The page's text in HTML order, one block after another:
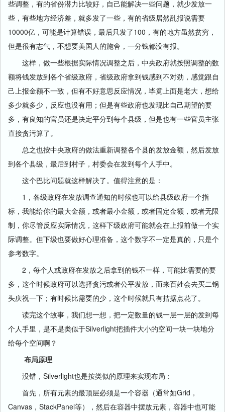
些调整，有的省份潜力比较好，自己能解决一些问题，就少发放一
些，有些地方经济差，就多发了一些，有的省级居然乱报说需要
10000亿，可能是计算错误，最后只发了100，有的地方虽然贫穷，
但是很有志气，不想要美国人的施舍，一分钱都没有报。
这样，做一些根据实际情况调整之后，中央政府就按照调整的数
额将钱发放到各个省级政府，省级政府拿到钱感到不对劲，感觉跟自
己上报金额不一致，但有不好意思反应情况，毕竟上面是老大，想给
多少就多少，反应也没有用；但是有些政府也发现比自己期望的要
多，有良知的官员还是决定平分到每个县级，但是也有一些官员主张
直接贪污算了。
总之也按中央政府的做法重新调整各个县的发放金额，然后发放
到各个县级，最后到村子，村委会在发到每个人手中。
这个巴比问题就这样解决了。值得注意的是：
1，各级政府在发放调查通知的时候也可以给县级政府一个指
标，我能给你的最大金额，或者最小金额，或者固定金额，或者无限
制，你尽管反应实际情况，这样下级政府可能就会在上报前做一个实
际调整。但下级也要做好心理准备，这个数字不一定是真的，只是个
参考数字。
2，每个人或政府在发放之后拿到的钱不一样，可能比需要的要
多，这个时候政府可以选择贪污或者公平发放，而来百姓会去买二锅
头庆祝一下；有时候比需要的少，这个时候就只有拮据点花了。
读完这个故事，我们想一想，把一定数量的钱一层一层的发到每
个人手里，是不是类似于Silverlight把插件大小的空间一块一块地分
给每个空间啊？
布局原理
没错，Silverlight也是按类似的原理来实现布局：
首先，所有元素的最顶层必须是一个容器（通常如Grid，
Canvas，StackPanel等），然后在容器中摆放元素，容器中也可能